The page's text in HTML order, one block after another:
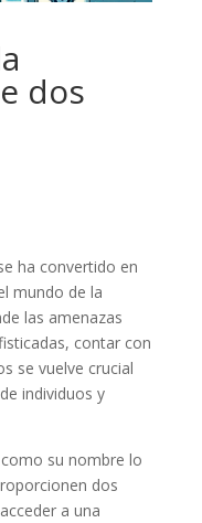
dos
ha convertido en
mundo de la
las amenazas
contar con
se vuelve crucial
individuos y
su nombre lo
dos
a una